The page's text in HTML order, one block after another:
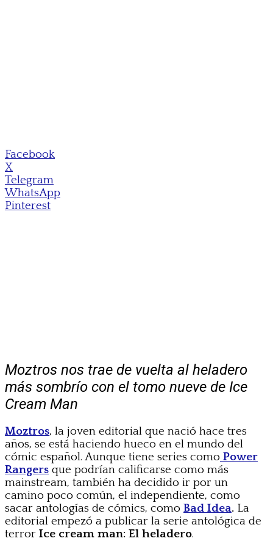
Facebook
X
Telegram
WhatsApp
Pinterest
Moztros nos trae de vuelta al heladero
más sombrío con el tomo nueve de Ice
Cream Man
Moztros, la joven editorial que nació hace tres
años, se está haciendo hueco en el mundo del
cómic español. Aunque tiene series como Power
Rangers que podrían calificarse como más
mainstream, también ha decidido ir por un
camino poco común, el independiente, como
sacar antologías de cómics, como Bad Idea. La
editorial empezó a publicar la serie antológica de
terror Ice cream man: El heladero.